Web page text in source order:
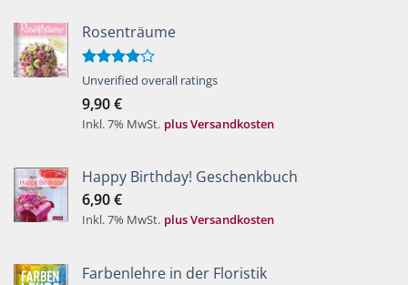
Rosenträume
Bewertet
von 5
Unverified overall ratings
9,90€
Inkl. 7% MwSt. plus Versandkosten
Happy Birthday! Geschenkbuch
6,90€
Inkl. 7% MwSt. plus Versandkosten
Farbenlehre in der Floristik